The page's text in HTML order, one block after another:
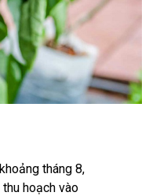
tháng 8,
hoạch vào